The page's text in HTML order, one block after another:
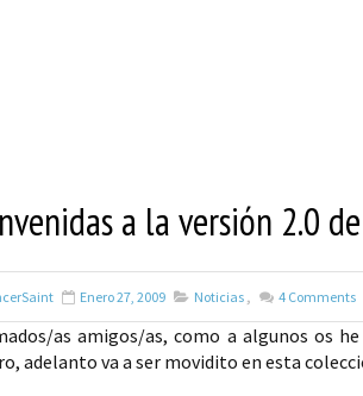
a la versión 2.0
Enero 27, 2009 Noticias , 4 Comments
as amigos/as, como a algunos os
adelanto va a ser movidito en esta